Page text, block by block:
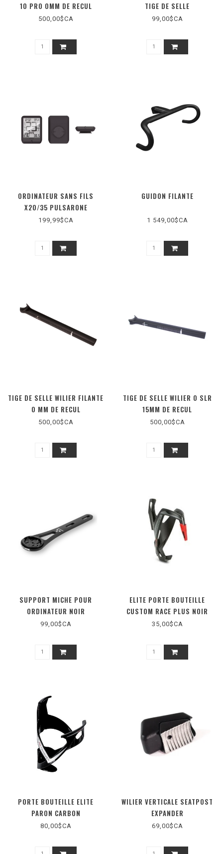
10 PRO 0MM DE RECUL
500,00$CA
TIGE DE SELLE
99,00$CA
ORDINATEUR SANS FILS
X20/35 PULSARONE
199,99$CA
GUIDON FILANTE
1 549,00$CA
TIGE DE SELLE WILIER FILANTE
0 MM DE RECUL
500,00$CA
TIGE DE SELLE WILIER 0 SLR
15MM DE RECUL
500,00$CA
SUPPORT MICHE POUR
ORDINATEUR NOIR
99,00$CA
ELITE PORTE BOUTEILLE
CUSTOM RACE PLUS NOIR
MATTE / ROUGE
35,00$CA
PORTE BOUTEILLE ELITE
PARON CARBON
80,00$CA
WILIER VERTICALE SEATPOST
EXPANDER
69,00$CA